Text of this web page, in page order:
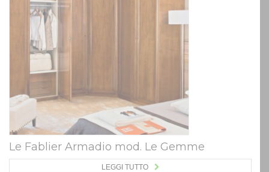
Le Fablier Armadio mod. Le Gemme
LEGGI TUTTO